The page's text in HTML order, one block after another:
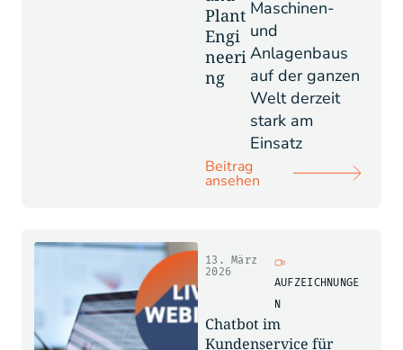
Plant
Engi
neeri
ng
Maschinen-
und
Anlagenbaus
auf der ganzen
Welt derzeit
stark am
Einsatz
Beitrag
ansehen
AUFZEICHNUNGE
N
13. März
2026
Chatbot im
Kundenservice für